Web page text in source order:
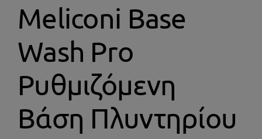
Προσωπική Φροντίδα
Gadgets
Meliconi Base
Wash Pro
Ρυθμιζόμενη
Βάση Πλυντηρίου